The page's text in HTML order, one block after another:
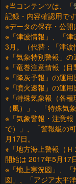
※当コンテンツは、「
記録・内容確認用です
※データの保存・公開
※「津波情報」、「
3月。（代替：「津波
※「気象特別警報」の
※「竜巻注意情報（目
※「降灰予報」の運用
※「噴火速報」の運用
※「特殊気象報（各
（風）」、「特殊気
※「気象警報・注意
で）」、「警報級の
月17日。
※「地方海上警報（
開始は 2017年5月17日
※「地上実況図」、
図」、「アジア太平